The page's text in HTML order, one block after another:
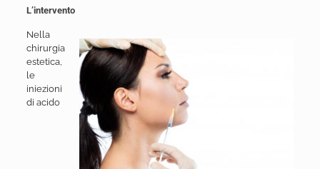
L’intervento
Nella
chirurgia
estetica,
le
iniezioni
di acido